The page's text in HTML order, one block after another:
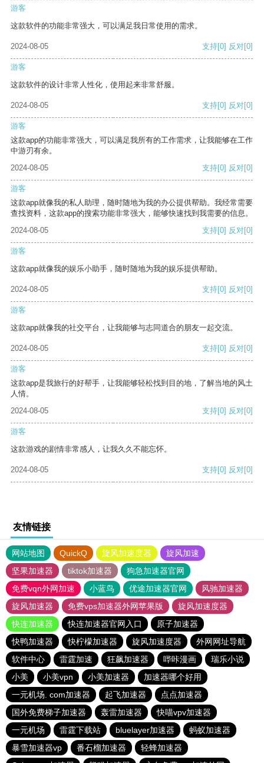
游客
这款软件的功能非常强大，可以满足我日常使用的需求。
2024-08-05 支持[0] 反对[0]
游客
这款软件的设计非常人性化，使用起来非常舒服。
2024-08-05 支持[0] 反对[0]
游客
这款app的功能非常强大，可以满足我所有的工作需求，让我能够在工作
中游刃有余。
2024-08-05
支持[0] 反对[0]
游客
这款app就像我的私人助理，随时随地为我的办公提供帮助。我经常需要
查找资料，这款app的搜索功能非常强大，能够快速找到我需要的信息。
2024-08-05
支持[0] 反对[0]
游客
这款app就像我的娱乐小助手，随时随地为我的娱乐提供帮助。
2024-08-05 支持[0] 反对[0]
游客
这款app就像我的社交平台，让我能够与志同道合的朋友一起交流。
2024-08-05 支持[0] 反对[0]
游客
这款app是我旅行的好帮手，让我能够轻松找到目的地，了解当地的风土
人情。
2024-08-05
支持[0] 反对[0]
游客
这款游戏的剧情非常感人，让我久久不能忘怀。
2024-08-05 支持[0] 反对[0]
友情链接
网站地图 QuickQ 旋风加速度器
旋风加速
坚果加速器
tiktok加速器
狗急加速器官网
免费vqn外网加速
小蓝鸟 优途加速器官网
风驰加速器
旋风加速器
免费vps加速器外网苹果版
旋风加速度器
快连加速器
快连加速器官网入口
原子加速器
快鸭加速器
快柠檬加速器 旋风加速度器
外网网址导航
软件中心
雷霆加速 狂飙加速器 哔咔漫画
瑞乐小说
小美
小美vpn 小美加速器
加速器哪个好用
一元机场. com加速器
起飞加速器
点点加速器
国外免费梯子加速器
轰雷加速器
快喵vpv加速器
一元机场
雷霆下载站 bluelayer加速器
蚂蚁加速器
暴雪加速器vp
番石榴加速器
轻蜂加速器